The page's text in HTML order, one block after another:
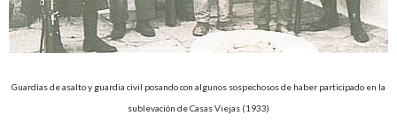
Guardias de asalto y guardia civil posando con algunos sospechosos de haber participado en la
sublevación de Casas Viejas (1933)